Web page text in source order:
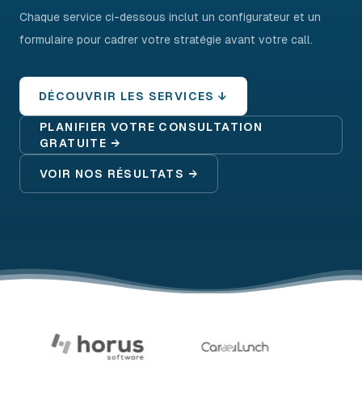
Chaque service ci-dessous inclut un configurateur et un
formulaire pour cadrer votre stratégie avant votre call.
DÉCOUVRIR LES SERVICES ↓
PLANIFIER VOTRE CONSULTATION
GRATUITE →
VOIR NOS RÉSULTATS →